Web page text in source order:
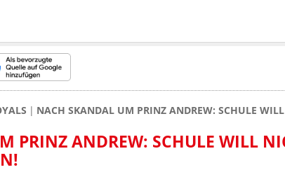
NACH SKANDAL UM PRINZ ANDREW: SCHULE
PRINZ ANDREW: SCHULE WILL